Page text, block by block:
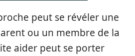
peut se révéler une
ou un membre de la
aider peut se porter